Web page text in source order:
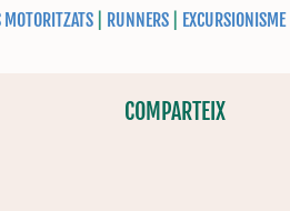
MOTORITZATS RUNNERS EXCURSIONISME|
COMPARTEIX